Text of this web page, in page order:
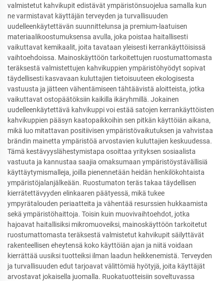
valmistetut kahvikupit edistävät ympäristönsuojelua samalla kun
ne varmistavat käyttäjän terveyden ja turvallisuuden
uudelleenkäytettävän suunnittelunsa ja premium-laatuisen
materiaalikoostumuksensa avulla, joka poistaa haitallisesti
vaikuttavat kemikaalit, joita tavataan yleisesti kerrankäyttöisissä
vaihtoehdoissa. Mainoskäyttöön tarkoitettujen ruostumattomasta
teräksestä valmistettujen kahvikuppien ympäristöhyödyt sopivat
täydellisesti kasvavaan kuluttajien tietoisuuteen ekologisesta
vastuusta ja jätteen vähentämiseen tähtäävistä aloitteista, jotka
vaikuttavat ostopäätöksiin kaikilla ikäryhmillä. Jokainen
uudelleenkäytettävä kahvikuppi voi estää satojen kerrankäyttöisten
kahvikuppien pääsyn kaatopaikkoihin sen pitkän käyttöiän aikana,
mikä luo mitattavan positiivisen ympäristövaikutuksen ja vahvistaa
brändin mainetta ympäristöä arvostavien kuluttajien keskuudessa.
Tämä kestävyyslähestymistapa osoittaa yrityksen sosiaalista
vastuuta ja kannustaa saajia omaksumaan ympäristöystävällisiä
käyttäytymismalleja, joilla pienennetään heidän henkilökohtaista
ympäristöjalanjälkeään. Ruostumaton teräs takaa täydellisen
kierrätettävyyden elinkaaren päätyessä, mikä tukee
ympyrätalouden periaatteita ja vähentää resurssien hukkaamista
sekä ympäristöhaittoja. Toisin kuin muovivaihtoehdot, jotka
hajoavat haitallisiksi mikromuoveiksi, mainoskäyttöön tarkoitetut
ruostumattomasta teräksestä valmistetut kahvikupit säilyttävät
rakenteellisen eheytensä koko käyttöiän ajan ja niitä voidaan
kierrättää uusiksi tuotteiksi ilman laadun heikkenemistä. Terveyden
ja turvallisuuden edut tarjoavat välittömiä hyötyjä, joita käyttäjät
arvostavat jokaisella juomalla. Ruokatuotteisiin soveltuvassa